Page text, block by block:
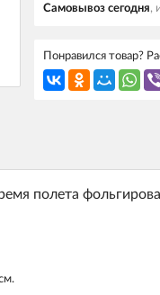
Самовывоз cегодня,
Понравился товар?
полета